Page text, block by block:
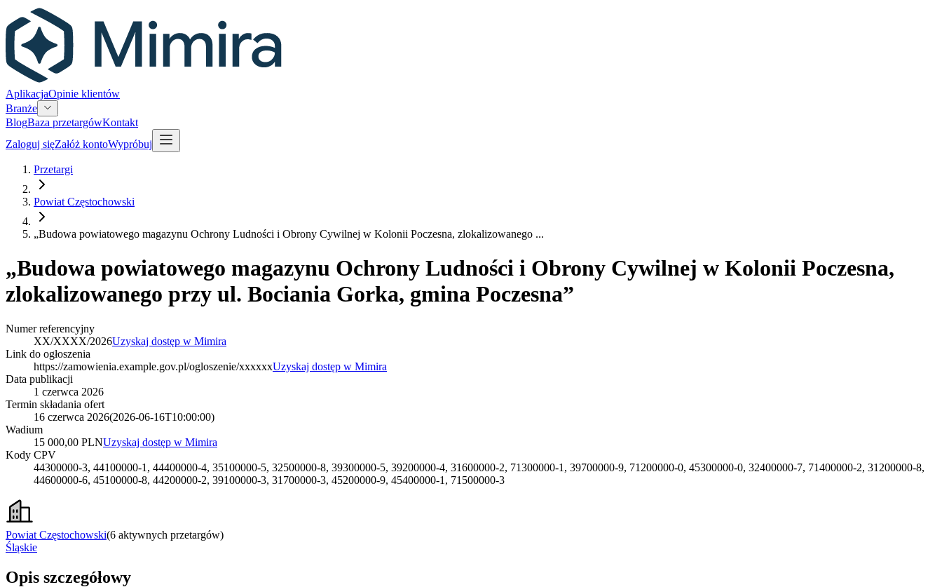
AplikacjaOpinie klientów
Branże
BlogBaza przetargówKontakt
Zaloguj sięZałóż kontoWypróbuj
Przetargi
Powiat Częstochowski
„Budowa powiatowego magazynu Ochrony Ludności i Obrony Cywilnej w Kolonii Poczesna, zlokalizowanego ...
„Budowa powiatowego magazynu Ochrony Ludności i Obrony Cywilnej w Kolonii Poczesna,
zlokalizowanego przy ul. Bociania Gorka, gmina Poczesna”
Numer referencyjny
XX/XXXX/2026Uzyskaj dostęp w Mimira
Link do ogłoszenia
https://zamowienia.example.gov.pl/ogloszenie/xxxxxxUzyskaj dostęp w Mimira
Data publikacji
1 czerwca 2026
Termin składania ofert
16 czerwca 2026(2026-06-16T10:00:00)
Wadium
15 000,00 PLNUzyskaj dostęp w Mimira
Kody CPV
44300000-3, 44100000-1, 44400000-4, 35100000-5, 32500000-8, 39300000-5, 39200000-4, 31600000-2, 71300000-1, 39700000-9, 71200000-0, 45300000-0, 32400000-7, 71400000-2, 31200000-8,
44600000-6, 45100000-8, 44200000-2, 39100000-3, 31700000-3, 45200000-9, 45400000-1, 71500000-3
Powiat Częstochowski(6 aktywnych przetargów)
Śląskie
Opis szczegółowy